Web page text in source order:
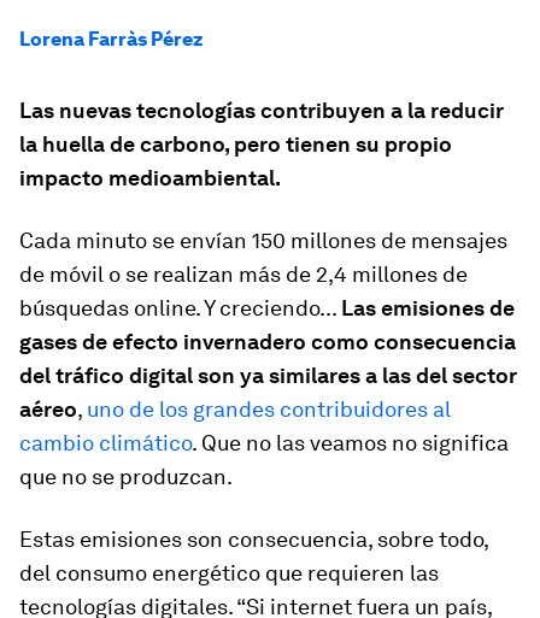
Lorena Farràs Pérez
Las nuevas tecnologías contribuyen a la reducir
la huella de carbono, pero tienen su propio
impacto medioambiental.
Cada minuto se envían 150 millones de mensajes
de móvil o se realizan más de 2,4 millones de
búsquedas online. Y creciendo... Las emisiones de
gases de efecto invernadero como consecuencia
del tráfico digital son ya similares a las del sector
aéreo, uno de los grandes contribuidores al
cambio climático. Que no las veamos no significa
que no se produzcan.
Estas emisiones son consecuencia, sobre todo,
del consumo energético que requieren las
tecnologías digitales. “Si internet fuera un país,